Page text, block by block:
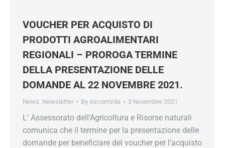
VOUCHER PER ACQUISTO DI
PRODOTTI AGROALIMENTARI
REGIONALI – PROROGA TERMINE
DELLA PRESENTAZIONE DELLE
DOMANDE AL 22 NOVEMBRE 2021.
News Newsletter By AscomVda 3 Novembre 2021
L’ Assessorato dell’Agricoltura e Risorse naturali
comunica che il termine per la presentazione delle
domande per beneficiare del voucher per l’acquisto